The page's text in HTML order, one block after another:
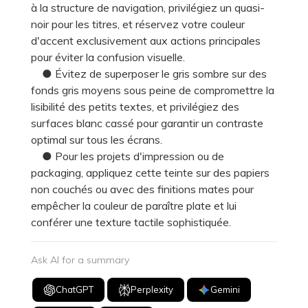
à la structure de navigation, privilégiez un quasi-
noir pour les titres, et réservez votre couleur
d'accent exclusivement aux actions principales
pour éviter la confusion visuelle.
● Évitez de superposer le gris sombre sur des
fonds gris moyens sous peine de compromettre la
lisibilité des petits textes, et privilégiez des
surfaces blanc cassé pour garantir un contraste
optimal sur tous les écrans.
● Pour les projets d'impression ou de
packaging, appliquez cette teinte sur des papiers
non couchés ou avec des finitions mates pour
empêcher la couleur de paraître plate et lui
conférer une texture tactile sophistiquée.
Ask AI for a summary
ChatGPT Perplexity Gemini